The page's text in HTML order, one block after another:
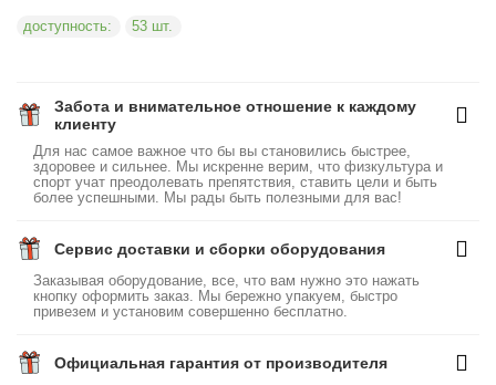
доступность: 53 шт.
Забота и внимательное отношение к каждому
клиенту
Для нас самое важное что бы вы становились быстрее,
здоровее и сильнее. Мы искренне верим, что физкультура и
спорт учат преодолевать препятствия, ставить цели и быть
более успешными. Мы рады быть полезными для вас!
Сервис доставки и сборки оборудования
Заказывая оборудование, все, что вам нужно это нажать
кнопку оформить заказ. Мы бережно упакуем, быстро
привезем и установим совершенно бесплатно.
Официальная гарантия от производителя